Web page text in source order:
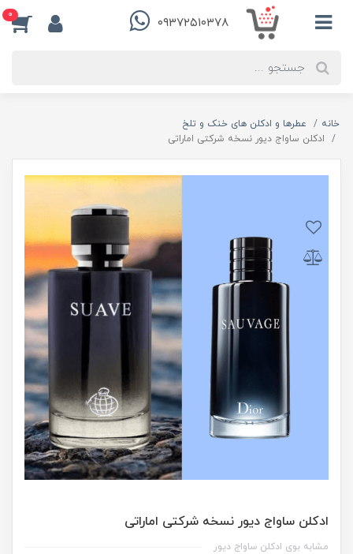
۰۹۳۷۲۵۱۰۳۷۸
0
خانه
عطرها و ادکلن های خنک و تلخ
ادکلن ساواج دیور نسخه شرکتی اماراتی
ادکلن ساواج دیور نسخه شرکتی اماراتی
مشابه بوی ادکلن ساواج دیور